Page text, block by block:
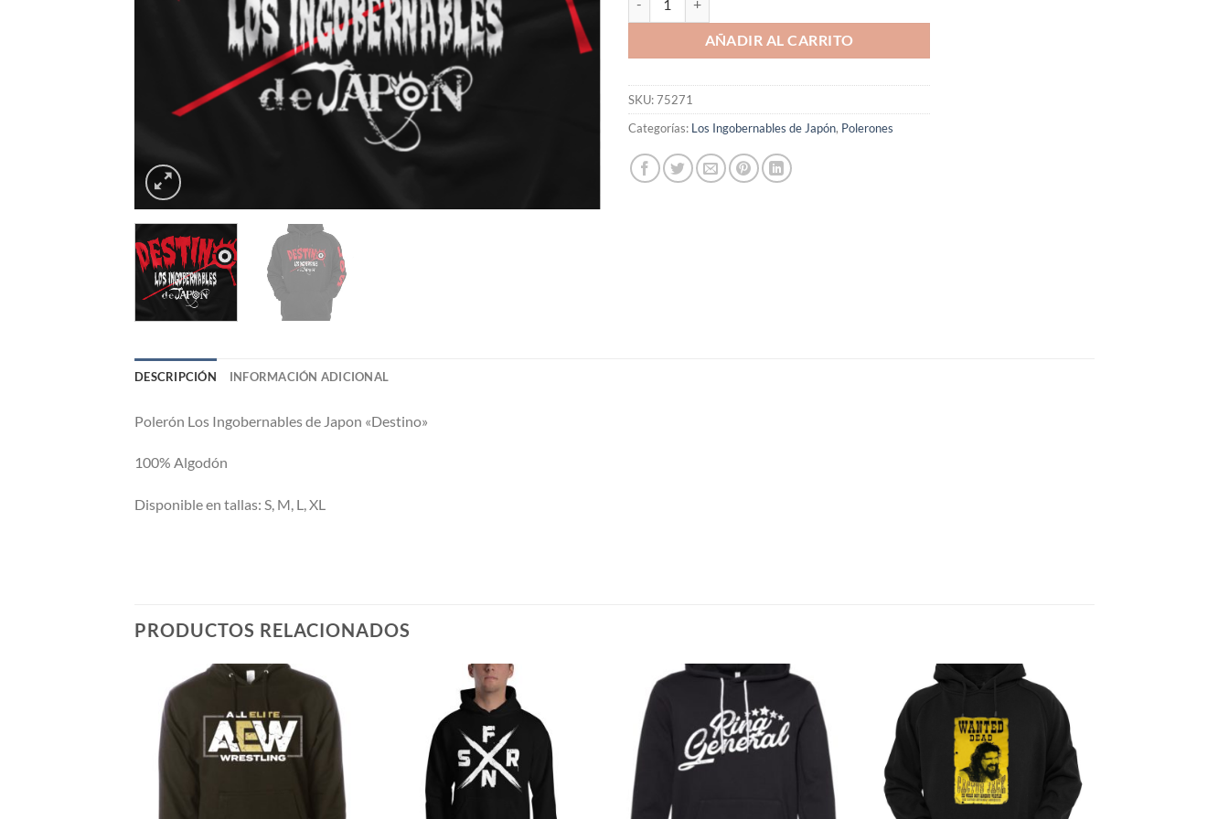
AÑADIR AL CARRITO
SKU:75271
Categorías: Los Ingobernables de Japón, Polerones
DESCRIPCIÓN INFORMACIÓN ADICIONAL
Polerón Los Ingobernables de Japon «Destino»
100% Algodón
Disponible en tallas: S, M, L, XL
PRODUCTOS RELACIONADOS